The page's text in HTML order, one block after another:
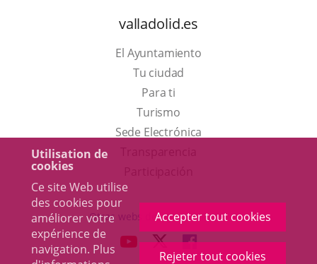
Utilisation de
cookies
Ce site Web utilise
des cookies pour
améliorer votre
expérience de
navigation. Plus
Accepter tout cookies
Rejeter tout cookies
valladolid.es
El Ayuntamiento
Tu ciudad
Para ti
TurismoEste
enlace
una
ventana
nueva.
Sede Electrónica
externa.
Otras webs del ayuntamiento
ENLACEENLACE
A
ENLACE
A